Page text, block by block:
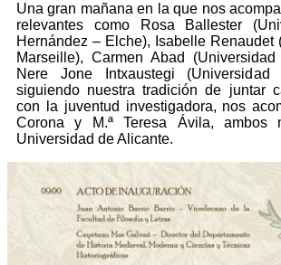
Una gran mañana en la que nos
relevantes como Rosa Ballester
Hernández – Elche), Isabelle Renaudet
Marseille), Carmen Abad
Nere Jone Intxaustegi
siguiendo nuestra tradición de juntar
con la juventud investigadora, nos
Corona y M.ª Teresa Ávila, ambos
Universidad de Alicante.